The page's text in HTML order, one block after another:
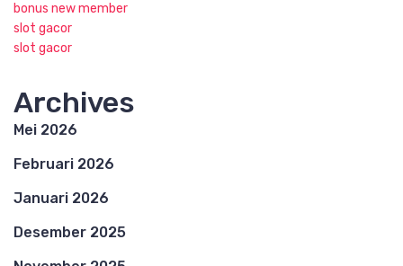
bonus new member
slot gacor
slot gacor
Archives
Mei 2026
Februari 2026
Januari 2026
Desember 2025